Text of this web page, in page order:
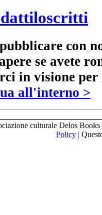
con
se avete
in visione
all'interno >
culturale Delos
Policy |